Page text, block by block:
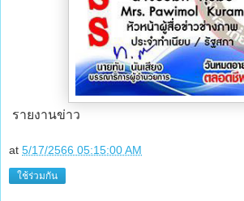
รายงานข่าว
at 5/17/2566 05:15:00 AM
ใช้ร่วมกัน